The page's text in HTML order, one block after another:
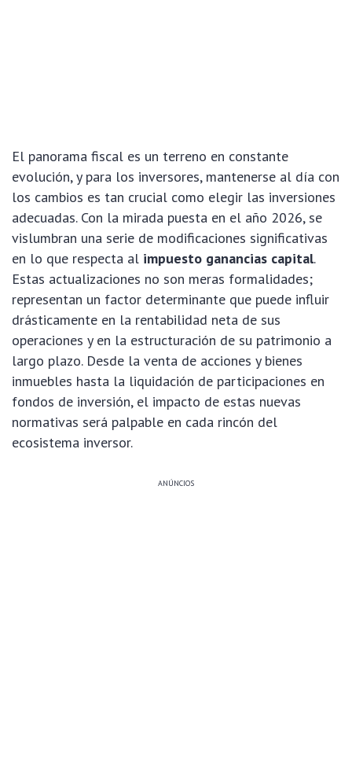
El panorama fiscal es un terreno en constante
evolución, y para los inversores, mantenerse al día con
los cambios es tan crucial como elegir las inversiones
adecuadas. Con la mirada puesta en el año 2026, se
vislumbran una serie de modificaciones significativas
en lo que respecta al impuesto ganancias capital.
Estas actualizaciones no son meras formalidades;
representan un factor determinante que puede influir
drásticamente en la rentabilidad neta de sus
operaciones y en la estructuración de su patrimonio a
largo plazo. Desde la venta de acciones y bienes
inmuebles hasta la liquidación de participaciones en
fondos de inversión, el impacto de estas nuevas
normativas será palpable en cada rincón del
ecosistema inversor.
ANÚNCIOS